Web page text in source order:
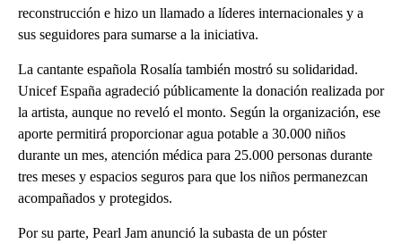
reconstrucción e hizo un llamado a líderes internacionales y a
sus seguidores para sumarse a la iniciativa.
La cantante española Rosalía también mostró su solidaridad.
Unicef España agradeció públicamente la donación realizada por
la artista, aunque no reveló el monto. Según la organización, ese
aporte permitirá proporcionar agua potable a 30.000 niños
durante un mes, atención médica para 25.000 personas durante
tres meses y espacios seguros para que los niños permanezcan
acompañados y protegidos.
Por su parte, Pearl Jam anunció la subasta de un póster